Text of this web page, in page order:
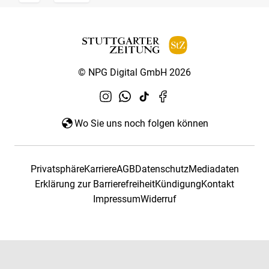
© NPG Digital GmbH 2026
Wo Sie uns noch folgen können
PrivatsphäreKarriereAGBDatenschutzMediadaten
Erklärung zur BarrierefreiheitKündigungKontakt
ImpressumWiderruf